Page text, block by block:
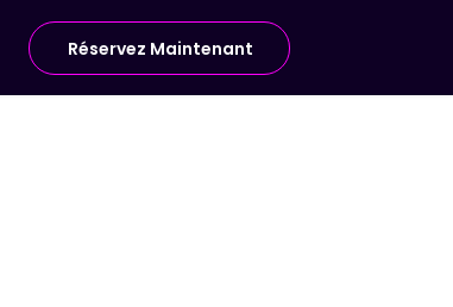
Réservez Maintenant